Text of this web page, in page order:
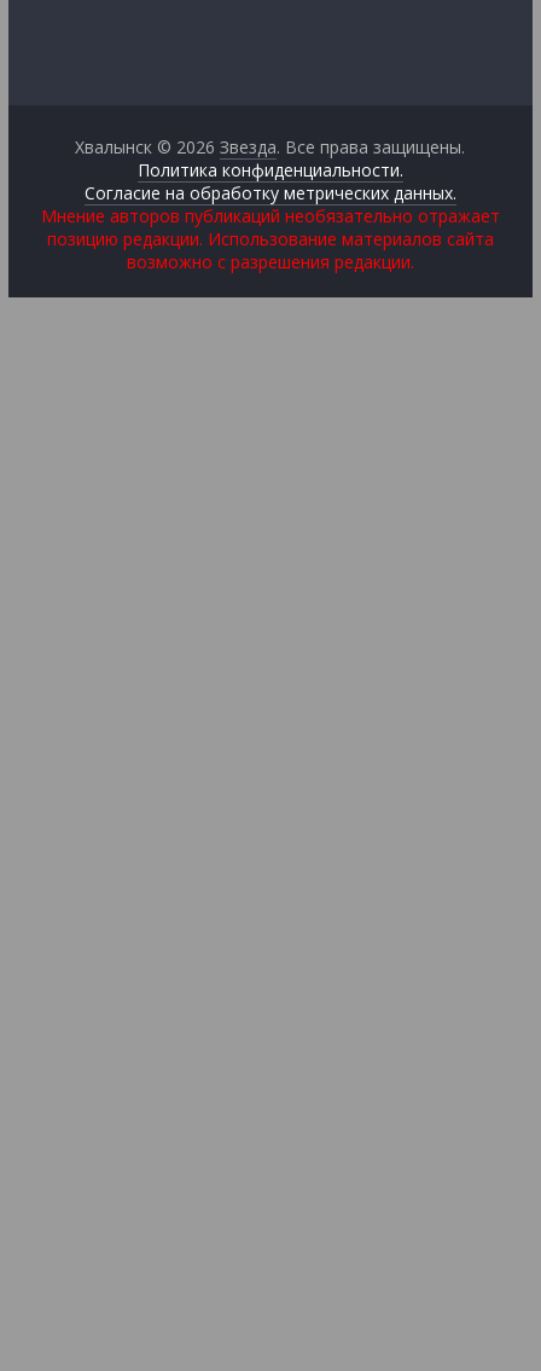
Хвалынск © 2026Звезда. Все права защищены.
Политика конфиденциальности.
Согласие на обработку метрических данных.
Мнение авторов публикаций необязательно отражает
позицию редакции. Использование материалов сайта
возможно с разрешения редакции.